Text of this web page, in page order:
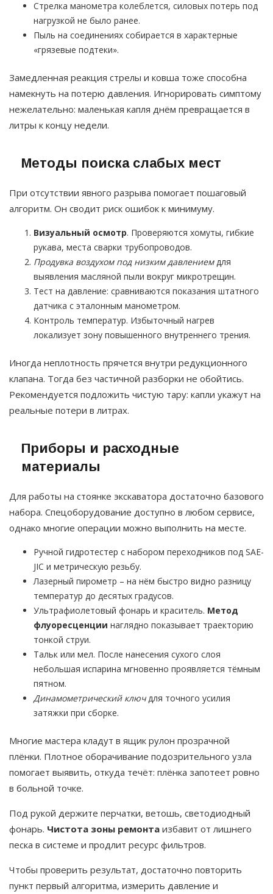
Стрелка манометра колеблется, силовых потерь под
нагрузкой не было ранее.
Пыль на соединениях собирается в характерные
«грязевые подтеки».
Замедленная реакция стрелы и ковша тоже способна
намекнуть на потерю давления. Игнорировать симптому
нежелательно: маленькая капля днём превращается в
литры к концу недели.
Методы поиска слабых мест
При отсутствии явного разрыва помогает пошаговый
алгоритм. Он сводит риск ошибок к минимуму.
Визуальный осмотр. Проверяются хомуты, гибкие
рукава, места сварки трубопроводов.
Продувка воздухом под низким давлениемдля
выявления масляной пыли вокруг микротрещин.
Тест на давление: сравниваются показания штатного
датчика с эталонным манометром.
Контроль температур. Избыточный нагрев
локализует зону повышенного внутреннего трения.
Иногда неплотность прячется внутри редукционного
клапана. Тогда без частичной разборки не обойтись.
Рекомендуется подложить чистую тару: капли укажут на
реальные потери в литрах.
Приборы и расходные
материалы
Для работы на стоянке экскаватора достаточно базового
набора. Спецоборудование доступно в любом сервисе,
однако многие операции можно выполнить на месте.
Ручной гидротестер с набором переходников под SAE-
JIC и метрическую резьбу.
Лазерный пирометр – на нём быстро видно разницу
температур до десятых градусов.
Ультрафиолетовый фонарь и краситель. Метод
флуоресценции наглядно показывает траекторию
тонкой струи.
Тальк или мел. После нанесения сухого слоя
небольшая испарина мгновенно проявляется тёмным
пятном.
Динамометрический ключдля точного усилия
затяжки при сборке.
Многие мастера кладут в ящик рулон прозрачной
плёнки. Плотное оборачивание подозрительного узла
помогает выявить, откуда течёт: плёнка запотеет ровно
в больной точке.
Под рукой держите перчатки, ветошь, светодиодный
фонарь. Чистота зоны ремонта избавит от лишнего
песка в системе и продлит ресурс фильтров.
Чтобы проверить результат, достаточно повторить
пункт первый алгоритма, измерить давление и